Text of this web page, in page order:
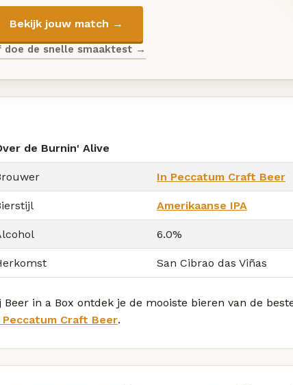
Bekijk jouw match →
doe de snelle smaaktest →
de Burnin' Alive
In Peccatum Craft Beer
Amerikaanse IPA
6.0%
San Cibrao das Viñas
Beer in a Box ontdek je de mooiste bieren van de
Peccatum Craft Beer.